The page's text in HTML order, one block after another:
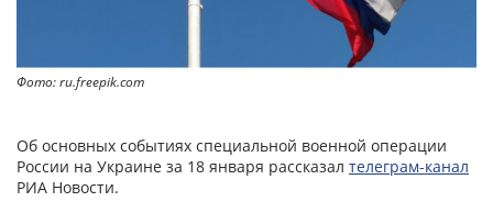
Фото: ru.freepik.com
Об основных событиях специальной военной операции
России на Украине за 18 января рассказал телеграм-канал
РИА Новости.